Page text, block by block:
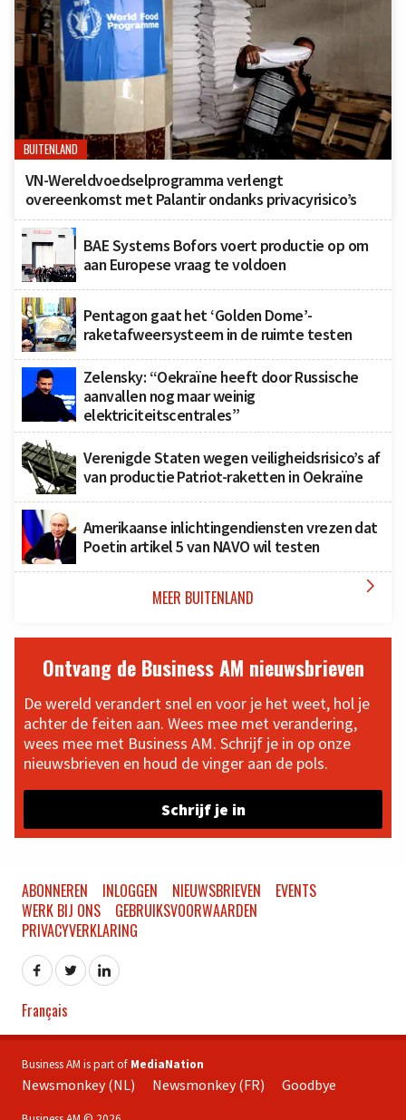
BUITENLAND
VN-Wereldvoedselprogramma verlengt
overeenkomst met Palantir ondanks privacyrisico’s
BAE Systems Bofors voert productie op om
aan Europese vraag te voldoen
Pentagon gaat het ‘Golden Dome’-
raketafweersysteem in de ruimte testen
Zelensky: “Oekraïne heeft door Russische
aanvallen nog maar weinig
elektriciteitscentrales”
Verenigde Staten wegen veiligheidsrisico’s af
van productie Patriot-raketten in Oekraïne
Amerikaanse inlichtingendiensten vrezen dat
Poetin artikel 5 van NAVO wil testen
MEER BUITENLAND 
Ontvang de Business AM nieuwsbrieven
De wereld verandert snel en voor je het weet, hol je
achter de feiten aan. Wees mee met verandering,
wees mee met Business AM. Schrijf je in op onze
nieuwsbrieven en houd de vinger aan de pols.
Schrijf je in
ABONNEREN INLOGGEN NIEUWSBRIEVEN
EVENTS
WERK BIJ ONS
GEBRUIKSVOORWAARDEN
PRIVACYVERKLARING
Français
Business AM is part of MediaNation
Newsmonkey (NL) Newsmonkey (FR) Goodbye